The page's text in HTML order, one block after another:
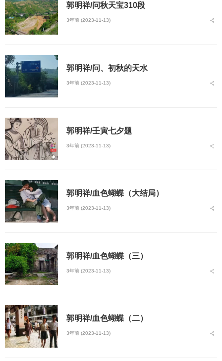
郭明祥/问秋天宝310段
3年前 (2023-11-13)
郭明祥/问、初秋的天水
3年前 (2023-11-13)
郭明祥/壬寅七夕题
3年前 (2023-11-13)
郭明祥/血色蝴蝶（大结局）
3年前 (2023-11-13)
郭明祥/血色蝴蝶（三）
3年前 (2023-11-13)
郭明祥/血色蝴蝶（二）
3年前 (2023-11-13)